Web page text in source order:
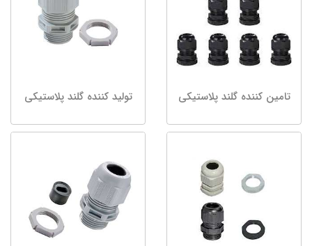
تامین کننده گلند پلاستیکی تولید کننده گلند پلاستیکی